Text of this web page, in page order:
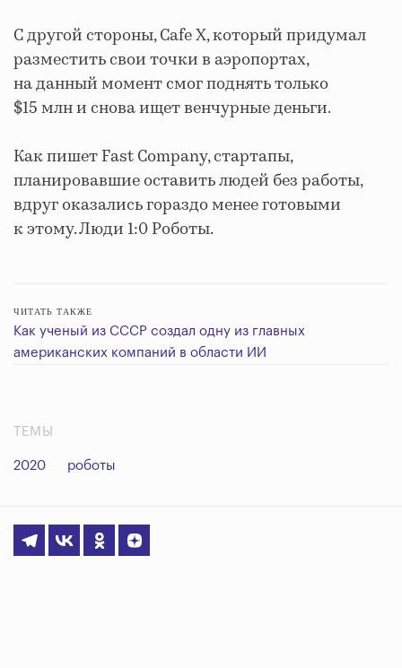
С другой стороны, Cafe X, который придумал
разместить свои точки в аэропортах,
на данный момент смог поднять только
$15 млн и снова ищет венчурные деньги.
Как пишет Fast Company, стартапы,
планировавшие оставить людей без работы,
вдруг оказались гораздо менее готовыми
к этому. Люди 1:0 Роботы.
ЧИТАТЬ ТАКЖЕ
Как ученый из СССР создал одну из главных
американских компаний в области ИИ
ТЕМЫ
2020 роботы